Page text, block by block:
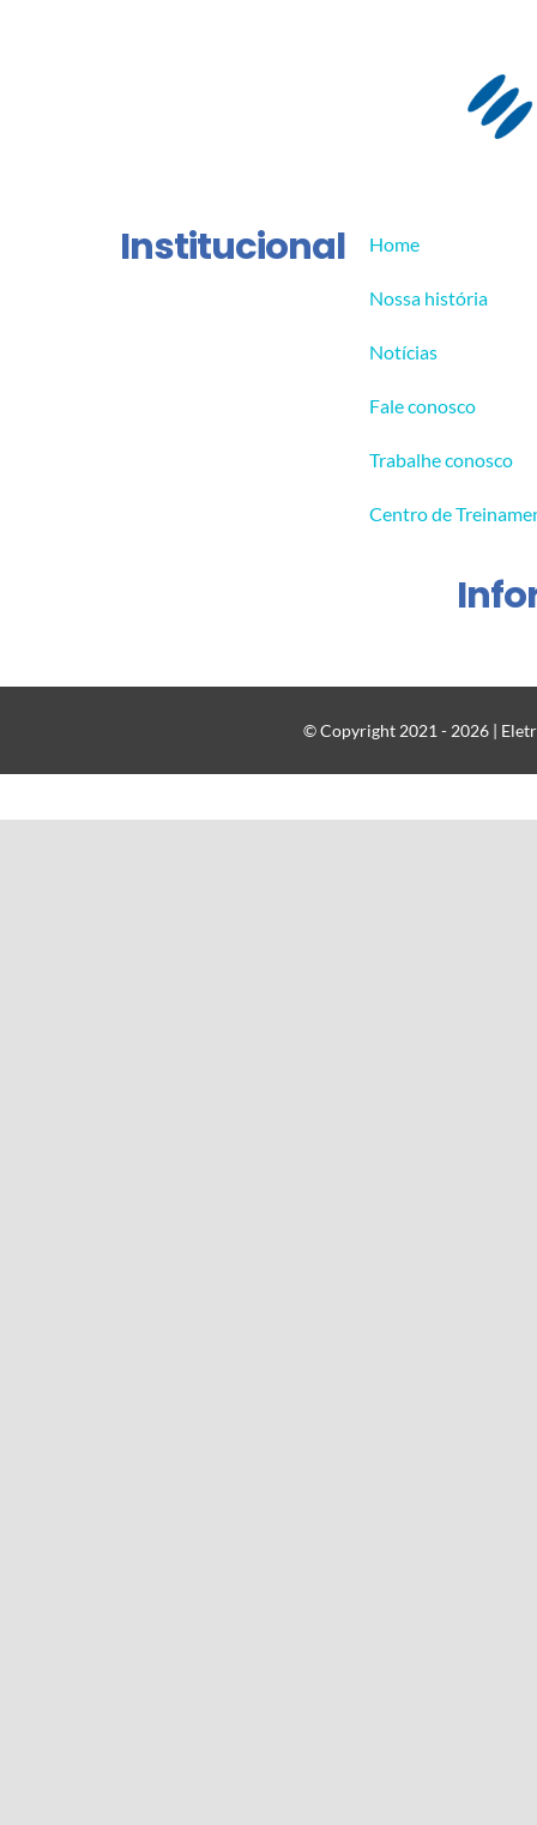
Institucional Home
Nossa história
Notícias
Fale conosco
Trabalhe conosco
Centro de
© Copyright 2021 - 2026 |